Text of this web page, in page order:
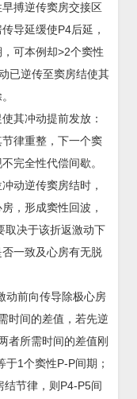
搏逆传窦房交接区
导延缓使P4后延，
可本例却>2个窦性
已逆传至窦房结使其
其冲动提前发放：
律重整，下一个窦
完全性代偿间歇。
动逆传窦房结时，
，形成窦性回波，
取决于该折返激动下
一致及心房有无脱
动前向传导除极心房
时间的差值，若先逆
者所需时间的差值刚
1个窦性P-P间期；
结节律，则P4-P5间